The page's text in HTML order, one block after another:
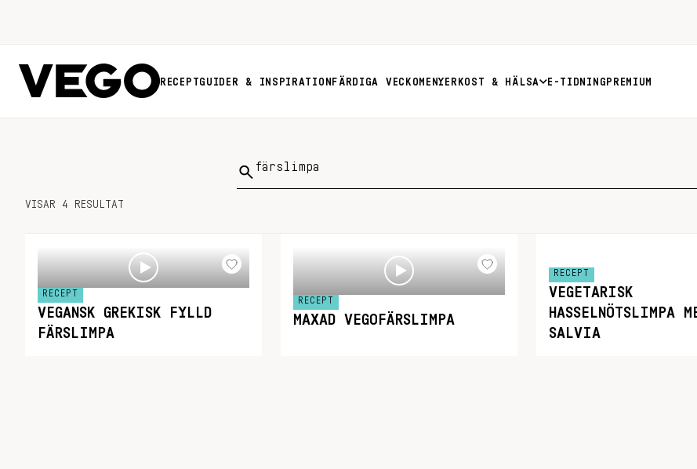
RECEPTGUIDER & INSPIRATION FÄRDIGA VECKOMENYER KOST & HÄLSA E-TIDNING PREMIUM
Sök
VISAR 4 RESULTAT
RECEPT
VEGANSK GREKISK FYLLD
FÄRSLIMPA
RECEPT
MAXAD VEGOFÄRSLIMPA
RECEPT
VEGETARISK
HASSELNÖTSLIMPA
SALVIA